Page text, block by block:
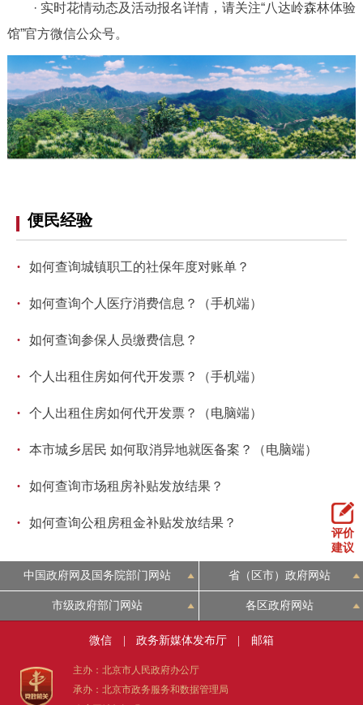
· 实时花情动态及活动报名详情，请关注“八达岭森林体验
馆”官方微信公众号。
便民经验
· 如何查询城镇职工的社保年度对账单？
· 如何查询个人医疗消费信息？（手机端）
· 如何查询参保人员缴费信息？
· 个人出租住房如何代开发票？（手机端）
· 个人出租住房如何代开发票？（电脑端）
· 本市城乡居民 如何取消异地就医备案？（电脑端）
· 如何查询市场租房补贴发放结果？
· 如何查询公租房租金补贴发放结果？
评价
建议
中国政府网及国务院部门网站 省（区市）政府网站
市级政府部门网站 各区政府网站
微信 政务新媒体发布厅 邮箱
主办：北京市人民政府办公厅
承办：北京市政务服务和数据管理局